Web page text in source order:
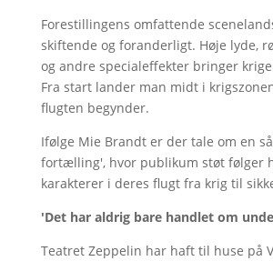
Forestillingens omfattende
skiftende og foranderligt. Høje lyde,
og andre specialeffekter bringer
Fra start lander man midt i
flugten begynder.
Ifølge Mie Brandt er der tale om en
fortælling', hvor publikum støt følger
karakterer i deres flugt fra krig til
'Det har aldrig bare handlet om
Teatret Zeppelin har haft til huse på